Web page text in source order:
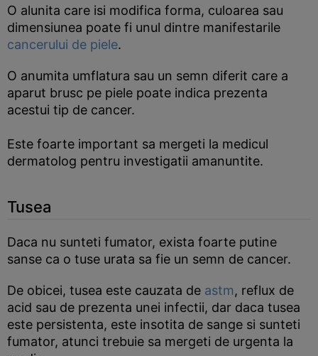
O alunita care isi modifica forma, culoarea sau
dimensiunea poate fi unul dintre manifestarile
cancerului de piele.
O anumita umflatura sau un semn diferit care a
aparut brusc pe piele poate indica prezenta
acestui tip de cancer.
Este foarte important sa mergeti la medicul
dermatolog pentru investigatii amanuntite.
Tusea
Daca nu sunteti fumator, exista foarte putine
sanse ca o tuse urata sa fie un semn de cancer.
De obicei, tusea este cauzata de astm, reflux de
acid sau de prezenta unei infectii, dar daca tusea
este persistenta, este insotita de sange si sunteti
fumator, atunci trebuie sa mergeti de urgenta la